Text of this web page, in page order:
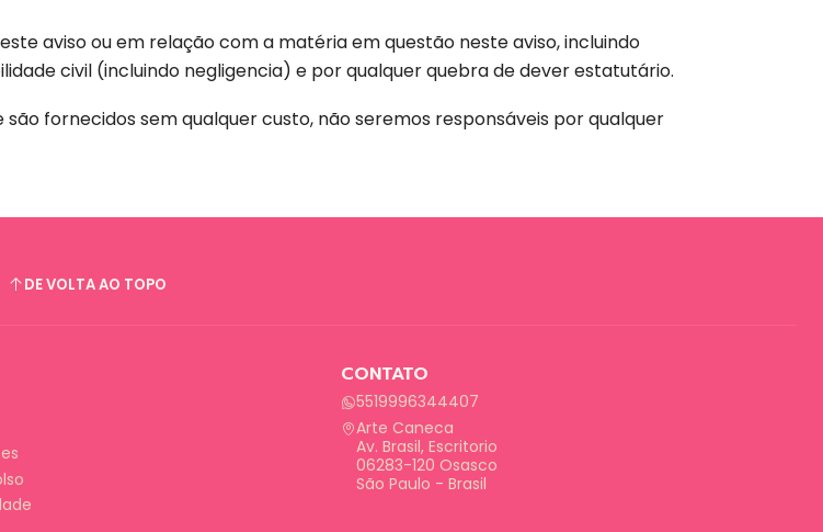
aviso ou em relação com a matéria em questão neste aviso, incluindo
civil (incluindo negligencia) e por qualquer quebra de dever estatutário.
fornecidos sem qualquer custo, não seremos responsáveis por qualquer
DE VOLTA AO TOPO
CONTATO
5519996344407
Arte Caneca
Av. Brasil, Escritorio
06283-120 Osasco
São Paulo - Brasil